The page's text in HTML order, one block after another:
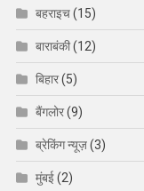
बहराइच(15)
बाराबंकी(12)
बिहार(5)
बैंगलोर(9)
ब्रेकिंग न्यूज़(3)
मुंबई(2)